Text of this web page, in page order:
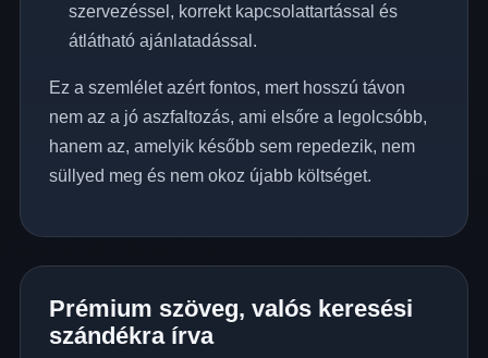
szervezéssel, korrekt kapcsolattartással és
átlátható ajánlatadással.
Ez a szemlélet azért fontos, mert hosszú távon
nem az a jó aszfaltozás, ami elsőre a legolcsóbb,
hanem az, amelyik később sem repedezik, nem
süllyed meg és nem okoz újabb költséget.
Prémium szöveg, valós keresési
szándékra írva